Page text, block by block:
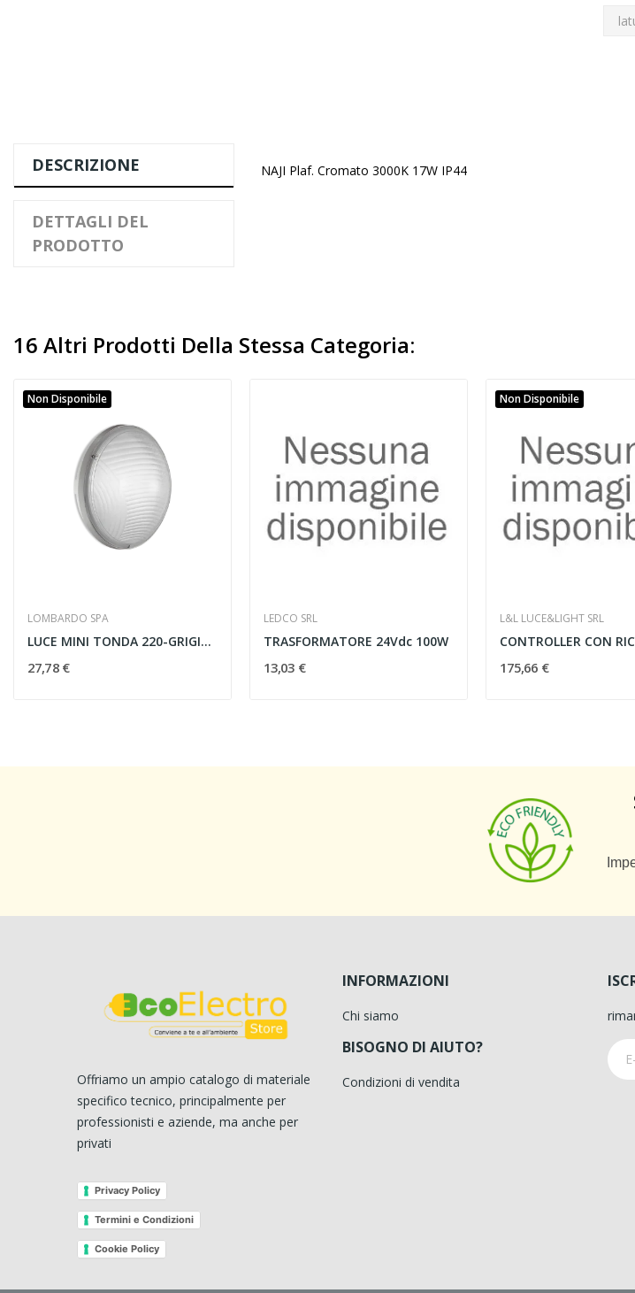
DESCRIZIONE
DETTAGLI DEL
PRODOTTO
NAJI Plaf. Cromato 3000K 17W IP44
16 Altri Prodotti Della Stessa Categoria:
Non Disponibile
LOMBARDO SPA
LUCE MINI TONDA 220-GRIGIO-CE/IMQ/EN
27,78 €
LEDCO SRL
TRASFORMATORE 24Vdc 100W
13,03 €
Non Disponibile
L&L LUCE&LIGHT SRL
175,66 €
Offriamo un ampio catalogo di materiale
specifico tecnico, principalmente per
professionisti e aziende, ma anche per
privati
Privacy Policy
Termini e Condizioni
Cookie Policy
INFORMAZIONI
Chi siamo
BISOGNO DI AIUTO?
Condizioni di vendita